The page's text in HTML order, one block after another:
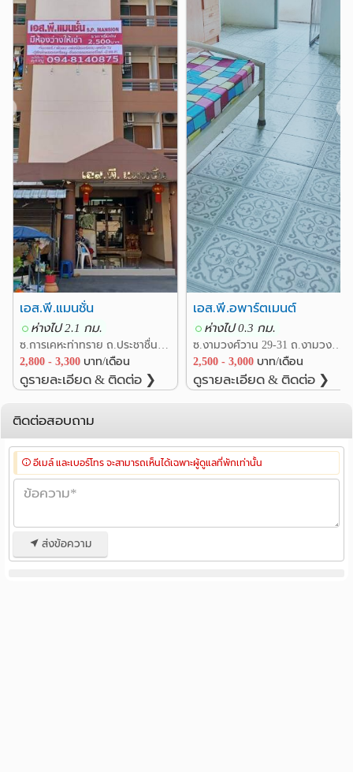
มหาวิทยาลัยเกษตรศาสตร์ ม.ศรีปทุม ม.ธุรกิจบัณฑิตย์
ม.สุโขทัยธรรมาธิราช ห้างเดอะมอลล์ ห้างเซ็นทรัล ลาดพร้าว
สถานีขนส่งหมอชิต 2 สนามบินดอนเมืองเป็นศูนย์กลางการ
เดินทาง สามารถเดินทางเข้ามา ยังเมืองได้สะดวก มีรถเมล์
และรถตู้โดยสารผ่านหลายสายที่จะนำท่านเข้าเมืองไปยัง
อนุสาวรีย์ชัยสมรภูมิ สุขุมวิท สีลม โดยใช้ทางด่วนขั้นที่ 2 ซึ่ง
ประหยัดเวลาในการเดินทางมากมาก
พันธุ์ทิพย์งามวงศ์วาน 0.6 กม.
ตลาดประชานิเวศน์
เทสโก้โลตัส(รัตนาธิเบศร์) 2.7 กม.
ตลาดนัดสามัคคี 3.6 กม.
โรงพยาบาล
รพ.นนทเวช 0.1 กม. สถาบันโรคทรวงอก 2.3 กม.
รพ.วิภาวดี 2.4 กม.
รพ.เกษมราษฎร์ ประชาชื่น 2.7 กม.
รพ.ศรีธัญญา 2.9 กม. รพ.เปาโล เกษตร 4.1 กม.
อื่นๆ
กรมวิทยาศาสตร์การแพทย์ 1.2 กม.
กระทรวงสาธารณสุข 1.6 กม.
สี่แยกแคราย 2.3 กม. ตึกวิภาวดีทาวเวอร์ 2.4 กม.
สำนักงานคณะกรรมการข้าราชการพลเรือน (กพ.)
2.7 กม.
การไฟฟ้านครหลวง เขตนนทบุรี 2.8 กม.
เอส.พี.แมนชั่น
ห่างไป 2.1 กม.
2,800 - 3,300 บาท/เดือน
ดูรายละเอียด & ติดต่อ ❯
เอส.พี.อพาร์ตเมนต์
ห่างไป 0.3 กม.
2,500 - 3,000 บาท/เดือน
ดูรายละเอียด & ติดต่อ ❯
ติดต่อสอบถาม
อีเมล์ และเบอร์โทร จะสามารถเห็นได้เฉพาะผู้ดูแลที่พักเท่านั้น
ส่งข้อความ